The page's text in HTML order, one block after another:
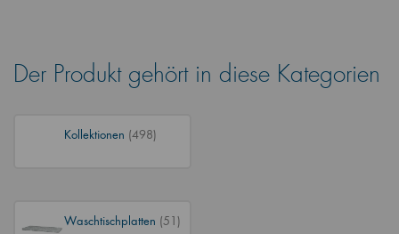
Der Produkt gehört in diese Kategorien
Kollektionen (498)
Waschtischplatten (51)